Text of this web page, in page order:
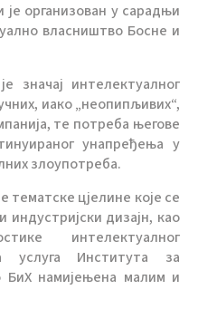
је организован у сарадњи
власништво Босне и
значај интелектуалног
иако „неопипљивих“,
те потреба његове
унапређења у
злоупотреба.
цјелине које се
дизајн, као
интелектуалног
услуга Института за
БиХ намијењена малим и